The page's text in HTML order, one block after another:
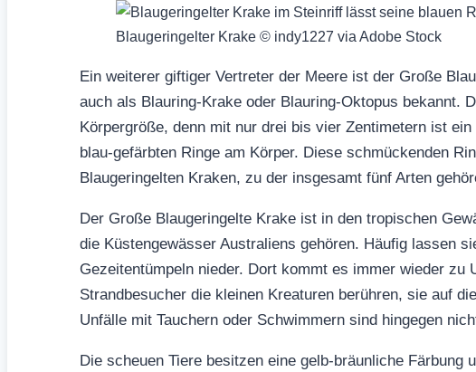
Blaugeringelter Krake © indy1227 via Adobe Stock
Ein weiterer giftiger Vertreter der Meere ist der Große
auch als Blauring-Krake oder Blauring-Oktopus bekannt.
Körpergröße, denn mit nur drei bis vier Zentimetern ist
blau-gefärbten Ringe am Körper. Diese schmückenden
Blaugeringelten Kraken, zu der insgesamt fünf Arten
Der Große Blaugeringelte Krake ist in den tropischen
die Küstengewässer Australiens gehören. Häufig lassen
Gezeitentümpeln nieder. Dort kommt es immer wieder zu
Strandbesucher die kleinen Kreaturen berühren, sie auf
Unfälle mit Tauchern oder Schwimmern sind hingegen
Die scheuen Tiere besitzen eine gelb-bräunliche Färbung